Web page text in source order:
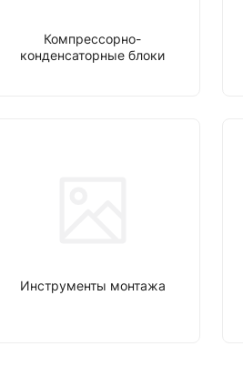
Компрессорно-
конденсаторные блоки
Инструменты монтажа